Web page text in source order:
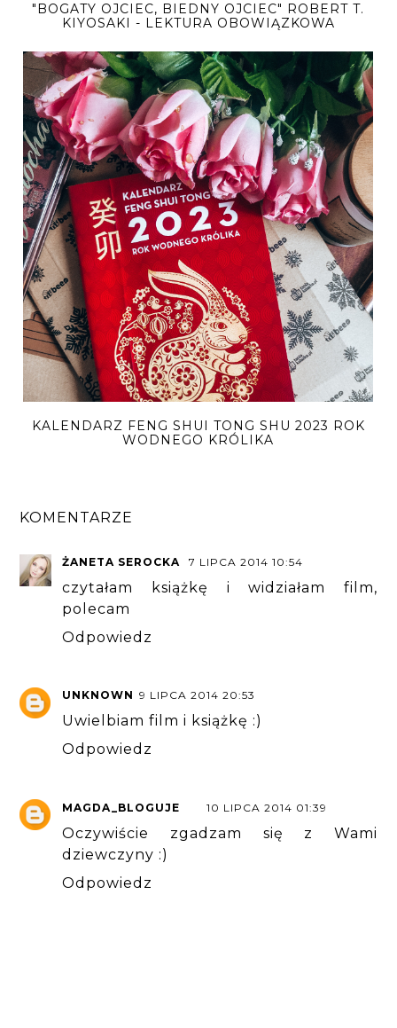
"BOGATY OJCIEC, BIEDNY OJCIEC" ROBERT T.
KIYOSAKI - LEKTURA OBOWIĄZKOWA
KALENDARZ FENG SHUI TONG SHU 2023 ROK
WODNEGO KRÓLIKA
KOMENTARZE
ŻANETA SEROCKA 7 LIPCA 2014 10:54
czytałam książkę i widziałam film,
polecam
Odpowiedz
UNKNOWN 9 LIPCA 2014 20:53
Uwielbiam film i książkę :)
Odpowiedz
MAGDA_BLOGUJE 10 LIPCA 2014 01:39
Oczywiście zgadzam się z Wami
dziewczyny :)
Odpowiedz